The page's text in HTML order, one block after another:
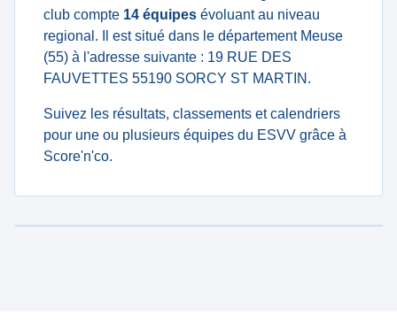
club compte 14 équipes évoluant au niveau
regional. Il est situé dans le département Meuse
(55) à l'adresse suivante : 19 RUE DES
FAUVETTES 55190 SORCY ST MARTIN.
Suivez les résultats, classements et calendriers
pour une ou plusieurs équipes du ESVV grâce à
Score'n'co.